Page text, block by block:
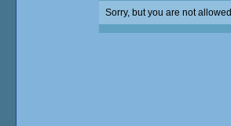
Sorry, but you are not